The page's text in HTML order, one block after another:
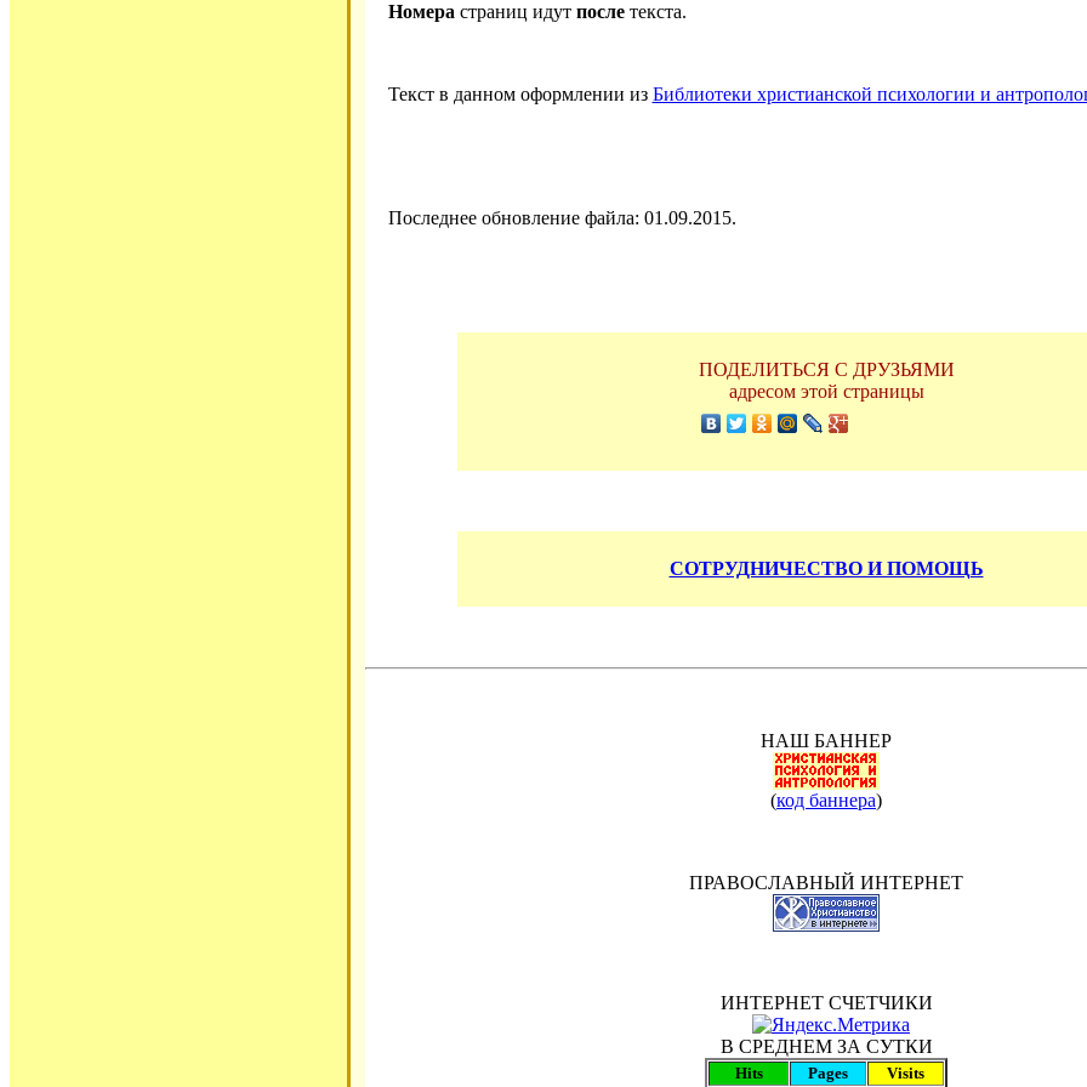
Номера страниц идут послетекста.
Текст в данном оформлении из Библиотеки христианской психологии и
Последнее обновление файла: 01.09.2015.
ПОДЕЛИТЬСЯ С ДРУЗЬЯМИ
адресом этой страницы
СОТРУДНИЧЕСТВО И ПОМОЩЬ
НАШ БАННЕР
(код баннера)
ПРАВОСЛАВНЫЙ ИНТЕРНЕТ
ИНТЕРНЕТ СЧЕТЧИКИ
В СРЕДНЕМ ЗА СУТКИ
Hits Pages Visits